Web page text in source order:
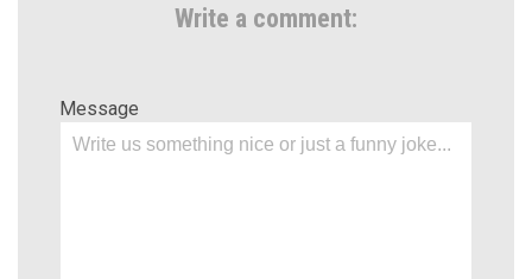
Write a comment:
Message